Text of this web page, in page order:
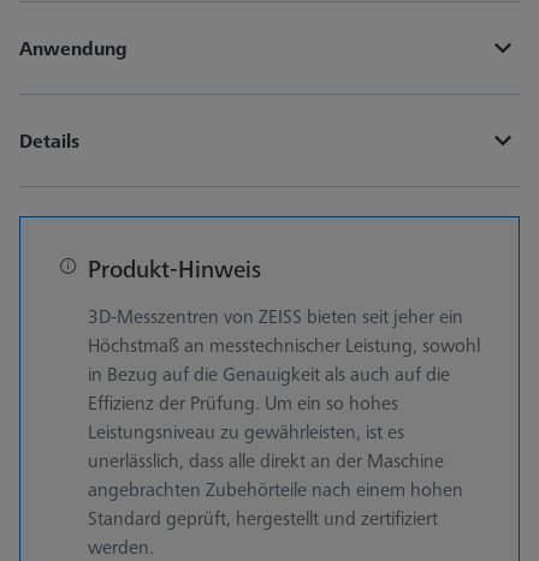
Anwendung
Details
Produkt-Hinweis
3D-Messzentren von ZEISS bieten seit jeher ein
Höchstmaß an messtechnischer Leistung, sowohl
in Bezug auf die Genauigkeit als auch auf die
Effizienz der Prüfung. Um ein so hohes
Leistungsniveau zu gewährleisten, ist es
unerlässlich, dass alle direkt an der Maschine
angebrachten Zubehörteile nach einem hohen
Standard geprüft, hergestellt und zertifiziert
werden.